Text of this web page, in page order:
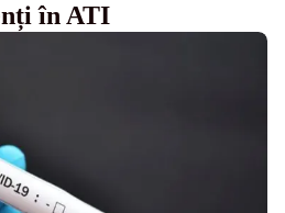
în ATI